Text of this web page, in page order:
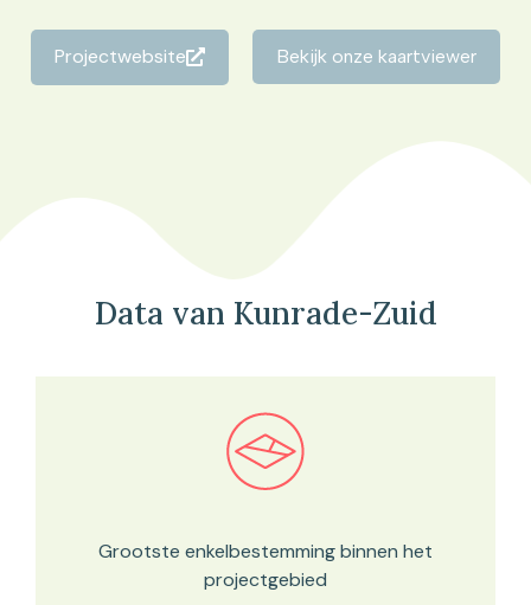
Projectwebsite Bekijk onze kaartviewer
Data van Kunrade-Zuid
Bekijk in onze kaartviewer
Grootste enkelbestemming binnen het
projectgebied